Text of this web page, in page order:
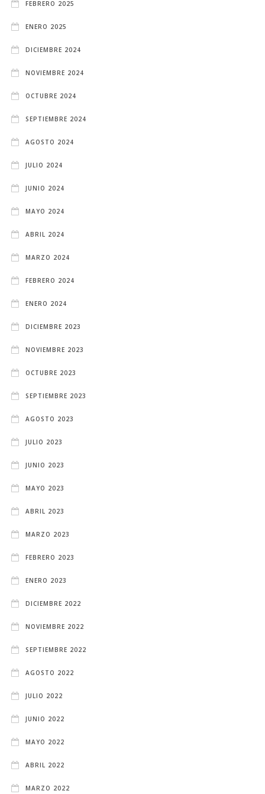
FEBRERO 2025
ENERO 2025
DICIEMBRE 2024
NOVIEMBRE 2024
OCTUBRE 2024
SEPTIEMBRE 2024
AGOSTO 2024
JULIO 2024
JUNIO 2024
MAYO 2024
ABRIL 2024
MARZO 2024
FEBRERO 2024
ENERO 2024
DICIEMBRE 2023
NOVIEMBRE 2023
OCTUBRE 2023
SEPTIEMBRE 2023
AGOSTO 2023
JULIO 2023
JUNIO 2023
MAYO 2023
ABRIL 2023
MARZO 2023
FEBRERO 2023
ENERO 2023
DICIEMBRE 2022
NOVIEMBRE 2022
SEPTIEMBRE 2022
AGOSTO 2022
JULIO 2022
JUNIO 2022
MAYO 2022
ABRIL 2022
MARZO 2022